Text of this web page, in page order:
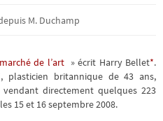
M. Duchamp
de l’art » écrit Harry Bellet*.
, plasticien britannique de 43 ans,
directement quelques 223
15 et 16 septembre 2008.